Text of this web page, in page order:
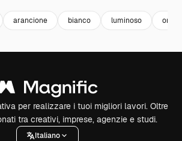
arancione bianco luminoso oro
per realizzare i tuoi migliori lavori. Oltre
tra creativi, imprese, agenzie e studi.
Italiano